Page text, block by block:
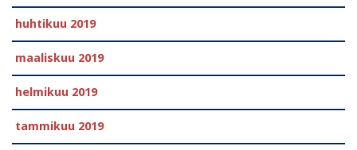
huhtikuu 2019
maaliskuu 2019
helmikuu 2019
tammikuu 2019